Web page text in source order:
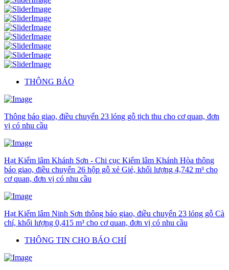
THÔNG BÁO
Thông báo giao, điều chuyển 23 lóng gỗ tịch thu cho cơ quan, đơn
vị có nhu cầu
Hạt Kiểm lâm Khánh Sơn - Chi cục Kiểm lâm Khánh Hòa thông
báo giao, điều chuyển 26 hộp gỗ xẻ Giẻ, khối lượng 4,742 m³ cho
cơ quan, đơn vị có nhu cầu
Hạt Kiểm lâm Ninh Sơn thông báo giao, điều chuyển 23 lóng gỗ Cà
chí, khối lượng 0,415 m³ cho cơ quan, đơn vị có nhu cầu
THÔNG TIN CHO BÁO CHÍ